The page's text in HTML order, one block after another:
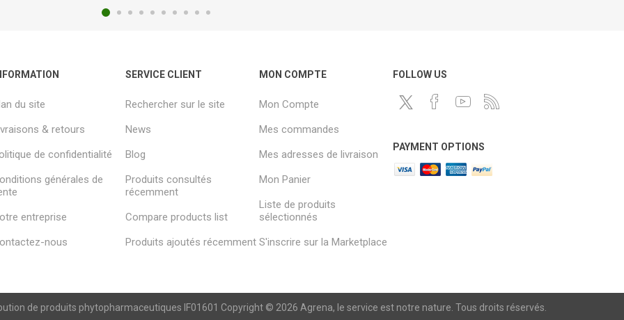
du site
& retours
de confidentialité
générales de
entreprise
nous
SERVICE CLIENT
Rechercher sur le site
News
Blog
Produits consultés
récemment
Compare products list
Produits ajoutés récemment
MON COMPTE
Mon Compte
Mes commandes
Mes adresses de livraison
Mon Panier
Liste de produits
sélectionnés
S'inscrire sur la Marketplace
FOLLOW US
PAYMENT OPTIONS
de produits phytopharmaceutiques IF01601 Copyright © 2026 Agrena, le service est notre nature. Tous droits réservés.